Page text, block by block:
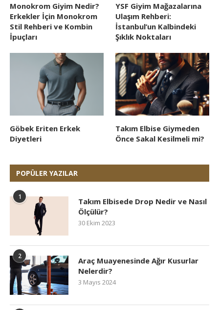
Monokrom Giyim Nedir?
Erkekler İçin Monokrom
Stil Rehberi ve Kombin
İpuçları
YSF Giyim Mağazalarına
Ulaşım Rehberi:
İstanbul’un Kalbindeki
Şıklık Noktaları
Göbek Eriten Erkek
Diyetleri
Takım Elbise Giymeden
Önce Sakal Kesilmeli mi?
POPÜLER YAZILAR
1
Takım Elbisede Drop Nedir ve Nasıl
Ölçülür?
30 Ekim 2023
2
Araç Muayenesinde Ağır Kusurlar
Nelerdir?
3 Mayıs 2024